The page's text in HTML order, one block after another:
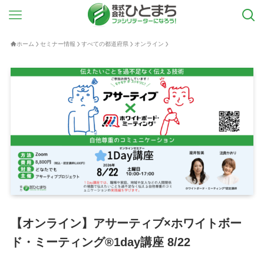
ホーム セミナー情報 すべての都道府県 オンライン
【オンライン】アサーティブ×ホワイトボー
ド・ミーティング®︎1day講座 8/22